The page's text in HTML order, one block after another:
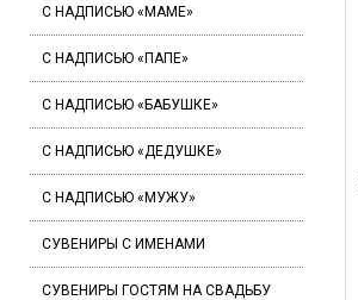
С НАДПИСЬЮ «МАМЕ»
С НАДПИСЬЮ «ПАПЕ»
С НАДПИСЬЮ «БАБУШКЕ»
С НАДПИСЬЮ «ДЕДУШКЕ»
С НАДПИСЬЮ «МУЖУ»
СУВЕНИРЫ С ИМЕНАМИ
СУВЕНИРЫ ГОСТЯМ НА СВАДЬБУ